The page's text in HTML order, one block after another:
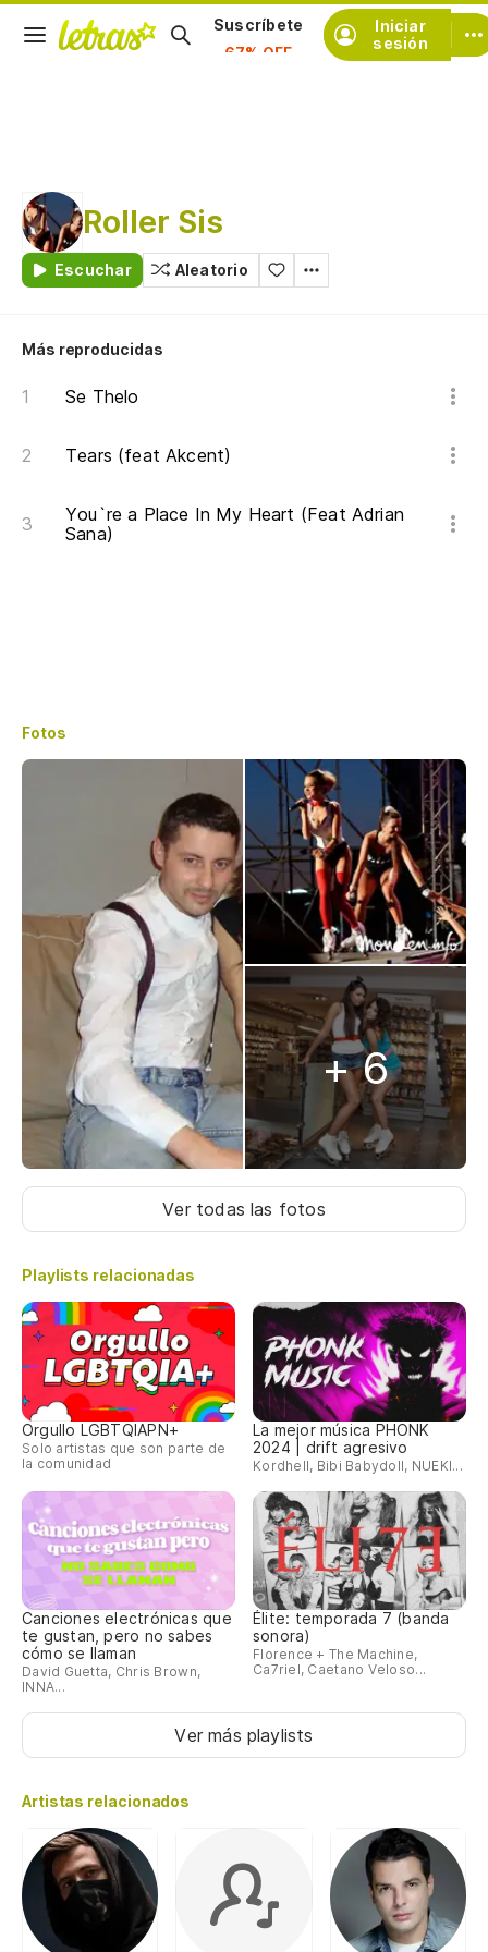
Iniciar
sesión
Suscríbete
Roller Sis
Escuchar Aleatorio
Más reproducidas
Se Thelo
Tears (feat Akcent)
You`re a Place In My Heart (Feat Adrian
Sana)
Fotos
+ 6
Ver todas las fotos
Playlists relacionadas
Orgullo LGBTQIAPN+
Solo artistas que son parte de
la comunidad
La mejor música PHONK
2024 | drift agresivo
Kordhell, Bibi Babydoll, NUEKI...
Canciones electrónicas que
te gustan, pero no sabes
cómo se llaman
David Guetta, Chris Brown,
INNA...
Élite: temporada 7 (banda
sonora)
Florence + The Machine,
Ca7riel, Caetano Veloso...
Ver más playlists
Artistas relacionados